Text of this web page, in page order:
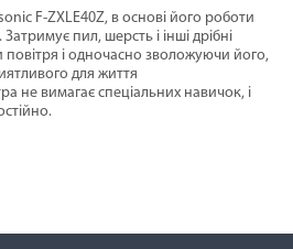
F-ZXLE40Z, в основі його роботи
пил, шерсть і інші дрібні
і одночасно зволожуючи його,
для життя
не вимагає спеціальних навичок, і